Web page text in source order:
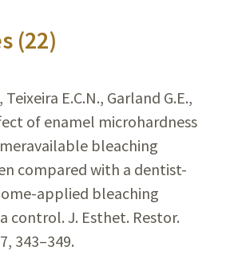
(22)
E.C.N., Garland G.E.,
of enamel microhardness
bleaching
compared with a dentist-
applied bleaching
control. J. Esthet. Restor.
343–349.